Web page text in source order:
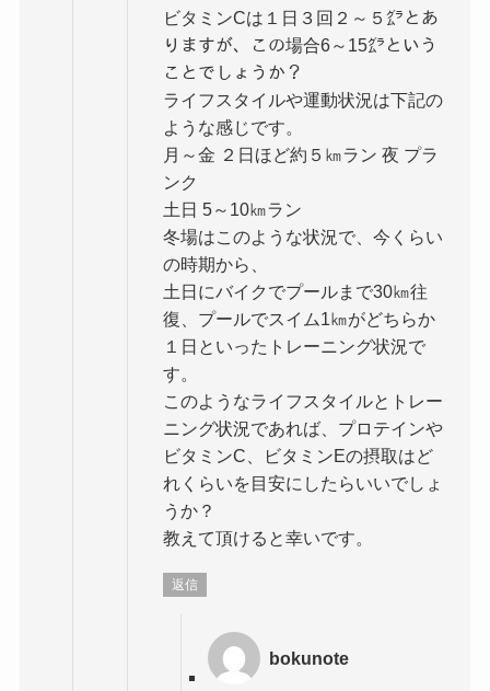
ビタミンCは１日３回２～５㌘とあ
りますが、この場合6～15㌘という
ことでしょうか？
ライフスタイルや運動状況は下記の
ような感じです。
月～金 ２日ほど約５㎞ラン 夜 プラ
ンク
土日 5～10㎞ラン
冬場はこのような状況で、今くらい
の時期から、
土日にバイクでプールまで30㎞往
復、プールでスイム1㎞がどちらか
１日といったトレーニング状況で
す。
このようなライフスタイルとトレー
ニング状況であれば、プロテインや
ビタミンC、ビタミンEの摂取はど
れくらいを目安にしたらいいでしょ
うか？
教えて頂けると幸いです。
返信
bokunote